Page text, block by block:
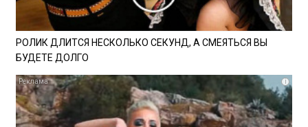
РОЛИК ДЛИТСЯ НЕСКОЛЬКО СЕКУНД, А СМЕЯТЬСЯ ВЫ
БУДЕТЕ ДОЛГО
i